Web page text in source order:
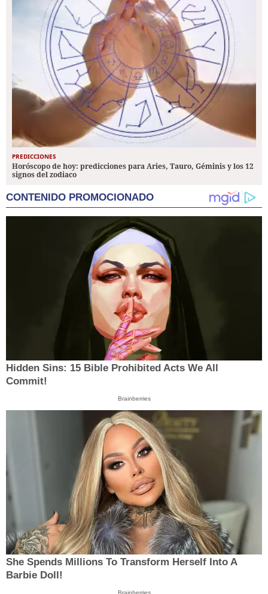
PREDICCIONES
Horóscopo de hoy: predicciones para Aries, Tauro, Géminis y los 12
signos del zodiaco
CONTENIDO PROMOCIONADO
Hidden Sins: 15 Bible Prohibited Acts We All
Commit!
Brainberries
She Spends Millions To Transform Herself Into A
Barbie Doll!
Brainberries